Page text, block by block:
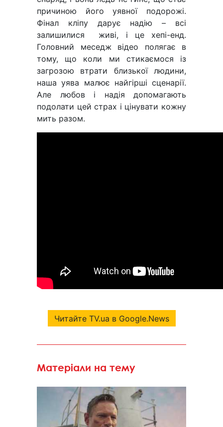
причиною його уявної подорожі.
Фінал кліпу дарує надію – всі
залишилися живі, і це хепі-енд.
Головний меседж відео полягає в
тому, що коли ми стикаємося із
загрозою втрати близької людини,
наша уява малює найгірші сценарії.
Але любов і надія допомагають
подолати цей страх і цінувати кожну
мить разом.
Читайте TV.ua в Google.News
Матеріали на тему